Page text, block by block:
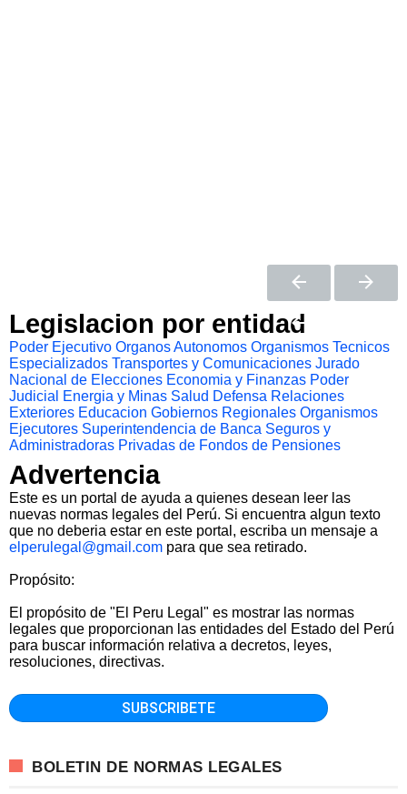
Legislacion por entidad
Poder Ejecutivo Organos Autonomos Organismos Tecnicos
Especializados Transportes y Comunicaciones Jurado
Nacional de Elecciones Economia y Finanzas Poder
Judicial
Energia y Minas Salud Defensa Relaciones
Exteriores Educacion Gobiernos Regionales Organismos
Ejecutores Superintendencia de Banca Seguros y
Administradoras Privadas de Fondos de Pensiones
Advertencia
Este es un portal de ayuda a quienes desean leer las
nuevas normas legales del Perú. Si encuentra algun texto
que no deberia estar en este portal, escriba un mensaje a
elperulegal@gmail.com para que sea retirado.
Propósito:
El propósito de "El Peru Legal" es mostrar las normas
legales que proporcionan las entidades del Estado del Perú
para buscar información relativa a decretos, leyes,
resoluciones, directivas.
BOLETIN DE NORMAS LEGALES